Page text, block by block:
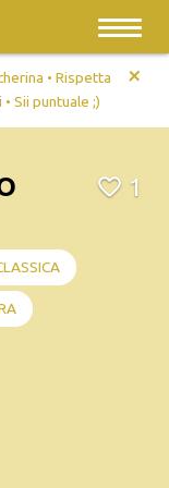
• Rispetta
Sii puntuale ;)
+
1